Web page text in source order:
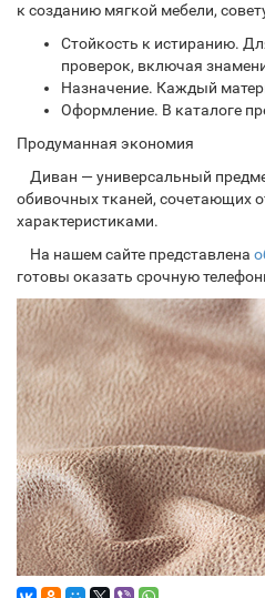
к созданию мягкой мебели,
Стойкость к истиранию.
проверок, включая
Назначение. Каждый
Оформление. В каталоге
Продуманная экономия
Диван — универсальный
обивочных тканей, сочетающих
характеристиками.
На нашем сайте представлена
готовы оказать срочную